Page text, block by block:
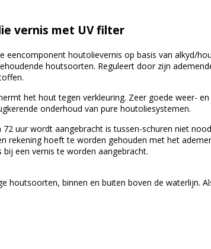
vernis met UV filter
eencomponent houtolievernis op basis van alkyd/
houtsoorten. Reguleert door zijn
het hout tegen verkleuring. Zeer goede weer-
onderhoud van pure houtoliesystemen.
72 uur wordt aangebracht is tussen-schuren niet
rekening hoeft te worden gehouden met het
een vernis te worden aangebracht.
houtsoorten, binnen en buiten boven de waterlijn.